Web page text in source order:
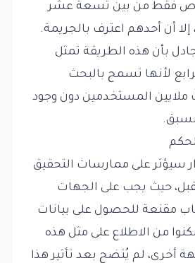
فقط من بين تسعة عشر
إلا أن أحدهم اعترف بالجريمة.
بأن هذه الطريقة تمثل
لأنها تسمح بالبحث
ملايين المستخدمين دون وجود
سيؤثر على ممارسات التحقيق
حيث يجب على الجهات
مقنعة للحصول على بيانات
من الاطلاع على مثل هذه
أخرى، لم يُتضح بعد تأثير هذا